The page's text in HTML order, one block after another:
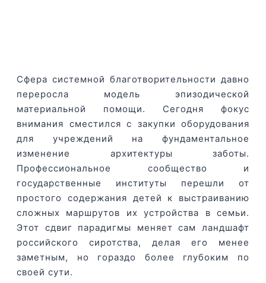
Сфера системной благотворительности давно
переросла модель эпизодической
материальной помощи. Сегодня фокус
внимания сместился с закупки оборудования
для учреждений на фундаментальное
изменение архитектуры заботы.
Профессиональное сообщество и
государственные институты перешли от
простого содержания детей к выстраиванию
сложных маршрутов их устройства в семьи.
Этот сдвиг парадигмы меняет сам ландшафт
российского сиротства, делая его менее
заметным, но гораздо более глубоким по
своей сути.